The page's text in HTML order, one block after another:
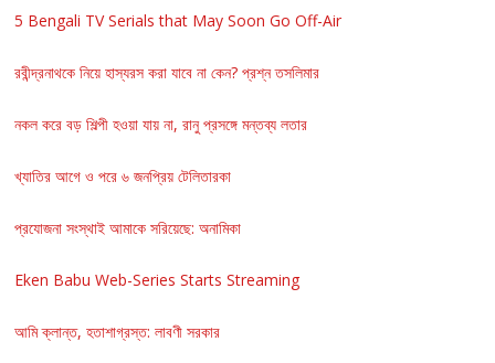
5 Bengali TV Serials that May Soon Go Off-Air
রবীন্দ্রনাথকে নিয়ে হাস্যরস করা যাবে না কেন? প্রশ্ন তসলিমার
নকল করে বড় শিল্পী হওয়া যায় না, রানু প্রসঙ্গে মন্তব্য লতার
খ্যাতির আগে ও পরে ৬ জনপ্রিয় টেলিতারকা
প্রযোজনা সংস্থাই আমাকে সরিয়েছে: অনামিকা
Eken Babu Web-Series Starts Streaming
আমি ক্লান্ত, হতাশাগ্রস্ত: লাবণী সরকার